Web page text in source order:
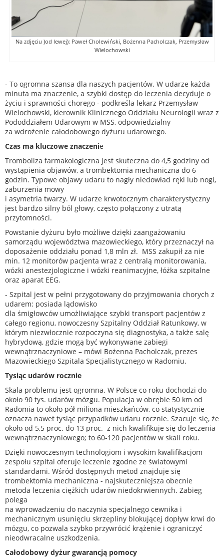
Na zdjęciu )od lewej): Paweł Cholewiński, Bożenna Pacholczak, Przemysław
Wielochowski
- To ogromna szansa dla naszych pacjentów. W udarze każda
minuta ma znaczenie, a szybki dostęp do leczenia decyduje o
życiu i sprawności chorego - podkreśla lekarz Przemysław
Wielochowski, kierownik Klinicznego Oddziału Neurologii wraz z
Pododdziałem Udarowym w MSS, odpowiedzialny
za wdrożenie całodobowego dyżuru udarowego.
Czas ma kluczowe znaczenie
Tromboliza farmakologiczna jest skuteczna do 4,5 godziny od
wystąpienia objawów, a trombektomia mechaniczna do 6
godzin. Typowe objawy udaru to nagły niedowład ręki lub nogi,
zaburzenia mowy
i asymetria twarzy. W udarze krwotocznym charakterystyczny
jest bardzo silny ból głowy, często połączony z utratą
przytomności.
Powstanie dyżuru było możliwe dzięki zaangażowaniu
samorządu województwa mazowieckiego, który przeznaczył na
doposażenie oddziału ponad 1,8 mln zł. MSS zakupił za nie
min. 12 monitorów pacjenta wraz z centralą monitorowania,
wózki anestezjologiczne i wózki reanimacyjne, łóżka szpitalne
oraz aparat EEG.
- Szpital jest w pełni przygotowany do przyjmowania chorych z
udarem: posiada lądowisko
dla śmigłowców umożliwiające szybki transport pacjentów z
całego regionu, nowoczesny Szpitalny Oddział Ratunkowy, w
którym niezwłocznie rozpoczyna się diagnostyka, a także salę
hybrydową, gdzie mogą być wykonywane zabiegi
wewnątrznaczyniowe – mówi Bożenna Pacholczak, prezes
Mazowieckiego Szpitala Specjalistycznego w Radomiu.
Tysiąc udarów rocznie
Skala problemu jest ogromna. W Polsce co roku dochodzi do
około 90 tys. udarów mózgu. Populacja w obrębie 50 km od
Radomia to około pół miliona mieszkańców, co statystycznie
oznacza nawet tysiąc przypadków udaru rocznie. Szacuje się, że
około od 5,5 proc. do 13 proc. z nich kwalifikuje się do leczenia
wewnątrznaczyniowego; to 60-120 pacjentów w skali roku.
Dzięki nowoczesnym technologiom i wysokim kwalifikacjom
zespołu szpital oferuje leczenie zgodne ze światowymi
standardami. Wśród dostępnych metod znajduje się
trombektomia mechaniczna - najskuteczniejsza obecnie
metoda leczenia ciężkich udarów niedokrwiennych. Zabieg
polega
na wprowadzeniu do naczynia specjalnego cewnika i
mechanicznym usunięciu skrzepliny blokującej dopływ krwi do
mózgu, co pozwala szybko przywrócić krążenie i ograniczyć
nieodwracalne uszkodzenia.
Całodobowy dyżur gwarancją pomocy